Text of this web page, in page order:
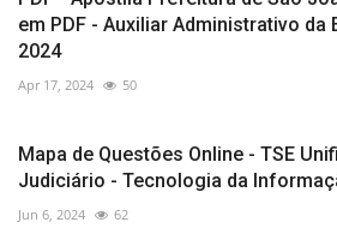
em PDF - Auxiliar Administrativo da
2024
Apr 17, 2024 50
Mapa de Questões Online - TSE
Judiciário - Tecnologia da
Jun 6, 2024 62